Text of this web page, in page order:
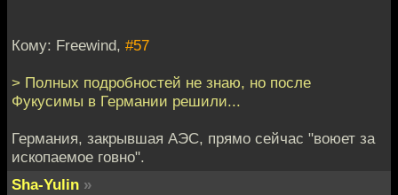
Кому: Freewind, #57
> Полных подробностей не знаю, но после
Фукусимы в Германии решили...
Германия, закрывшая АЭС, прямо сейчас "воюет за
ископаемое говно".
Sha-Yulin »